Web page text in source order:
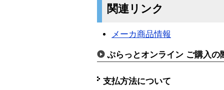
関連リンク
メーカ商品情報
ぷらっとオンライン ご購入の
支払方法について